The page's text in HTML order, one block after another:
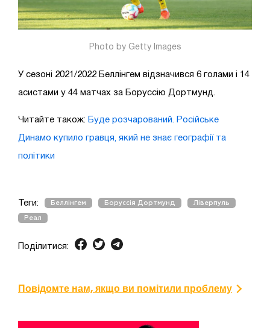
Photo by Getty Images
У сезоні 2021/2022 Беллінгем відзначився 6 голами і 14
асистами у 44 матчах за Боруссію Дортмунд.
Читайте також: Буде розчарований. Російське
Динамо купило гравця, який не знає географії та
політики
Теги: Беллінгем Боруссія Дортмунд Ліверпуль
Реал
Поділитися:
Повідомте нам, якщо ви помітили проблему